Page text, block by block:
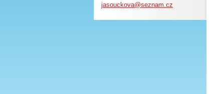
jasouckova@seznam.cz